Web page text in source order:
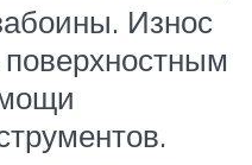
Износ